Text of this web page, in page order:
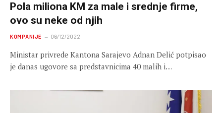
Pola miliona KM za male i srednje firme,
ovo su neke od njih
KOMPANIJE 06/12/2022
Ministar privrede Kantona Sarajevo Adnan Delić potpisao
je danas ugovore sa predstavnicima 40 malih i…